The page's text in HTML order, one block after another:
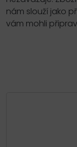
nám slouží jako
vám mohli